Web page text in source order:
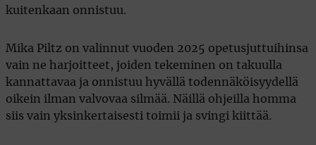
kuitenkaan onnistuu.
Mika Piltz on valinnut vuoden 2025 opetusjuttuihinsa
vain ne harjoitteet, joiden tekeminen on takuulla
kannattavaa ja onnistuu hyvällä todennäköisyydellä
oikein ilman valvovaa silmää. Näillä ohjeilla homma
siis vain yksinkertaisesti toimii ja svingi kiittää.